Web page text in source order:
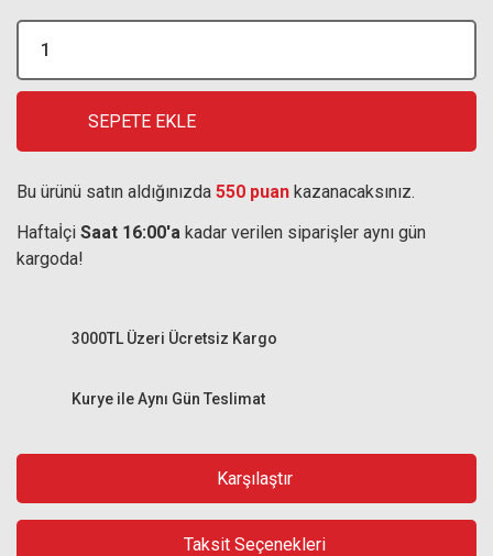
SEPETE EKLE
Bu ürünü satın aldığınızda 550 puan kazanacaksınız.
Haftaİçi Saat 16:00'a kadar verilen siparişler aynı gün
kargoda!
Kurye ile Aynı Gün Teslimat
3000TL Üzeri Ücretsiz Kargo
Karşılaştır
Taksit Seçenekleri